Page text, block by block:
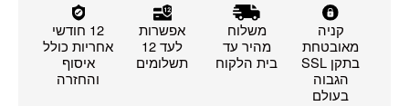
קניה
מאובטחת
בתקן SSL
הגבוה
בעולם
משלוח
מהיר עד
בית הלקוח
אפשרות
לעד 12
תשלומים
12 חודשי
אחריות כולל
איסוף
והחזרה